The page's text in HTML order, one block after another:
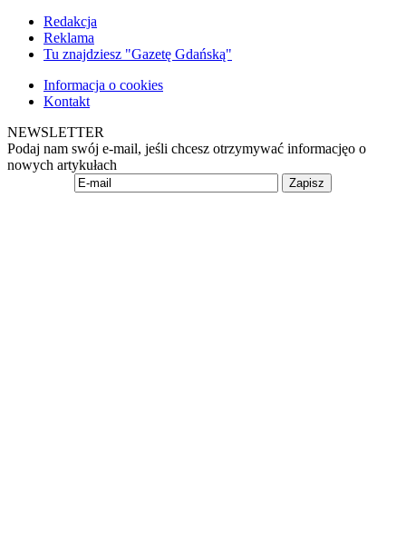
Redakcja
Reklama
Tu znajdziesz "Gazetę Gdańską"
Informacja o cookies
Kontakt
NEWSLETTER
Podaj nam swój e-mail, jeśli chcesz otrzymywać informacjęo o
nowych artykułach
Zapisz